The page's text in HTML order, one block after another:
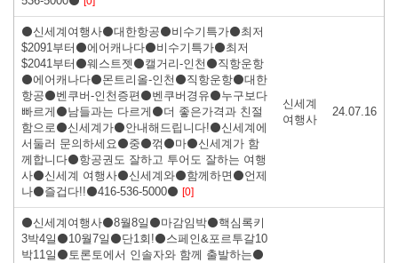
⚫신세계여행사⚫대한항공⚫비수기특가⚫최저
$2091부터⚫에어캐나다⚫비수기특가⚫최저
$2041부터⚫웨스트젯⚫캘거리-인천⚫직항운항
⚫에어캐나다⚫몬트리올-인천⚫직항운항⚫대한
항공⚫벤쿠버-인천증편⚫벤쿠버경유⚫누구보다
빠르게⚫남들과는 다르게⚫더 좋은가격과 친절
함으로⚫신세계가⚫안내해드립니다!⚫신세계에
서둘러 문의하세요⚫중⚫꺾⚫마⚫신세계가 함
께합니다⚫항공권도 잘하고 투어도 잘하는 여행
사⚫신세계 여행사⚫신세계와⚫함께하면⚫언제
나⚫즐겁다!!⚫416-536-5000⚫ [0]
신세계
여행사
24.07.16
⚫신세계여행사⚫8월8일⚫마감임박⚫핵심록키
3박4일⚫10월7일⚫단1회!⚫스페인&포르투갈10
박11일⚫토론토에서 인솔자와 함께 출발하는⚫